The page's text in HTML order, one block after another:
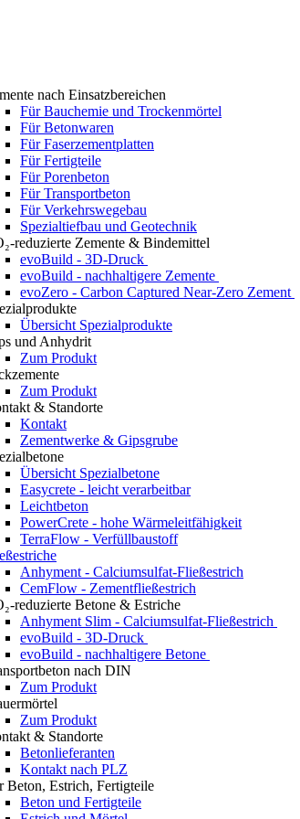
nach Einsatzbereichen
Für Bauchemie und Trockenmörtel
Für Betonwaren
Für Faserzementplatten
Für Fertigteile
Für Porenbeton
Für Transportbeton
Für Verkehrswegebau
Spezialtiefbau und Geotechnik
reduzierte Zemente & Bindemittel
evoBuild - 3D-Druck
evoBuild - nachhaltigere Zemente
evoZero - Carbon Captured Near-Zero Zement
Übersicht Spezialprodukte
und Anhydrit
Zum Produkt
Zum Produkt
& Standorte
Kontakt
Zementwerke & Gipsgrube
Übersicht Spezialbetone
Easycrete - leicht verarbeitbar
Leichtbeton
PowerCrete - hohe Wärmeleitfähigkeit
TerraFlow - Verfüllbaustoff
Anhyment - Calciumsulfat-Fließestrich
CemFlow - Zementfließestrich
reduzierte Betone & Estriche
Anhyment Slim - Calciumsulfat-Fließestrich
evoBuild - 3D-Druck
evoBuild - nachhaltigere Betone
nach DIN
Zum Produkt
Zum Produkt
& Standorte
Betonlieferanten
Kontakt nach PLZ
Beton, Estrich, Fertigteile
Beton und Fertigteile